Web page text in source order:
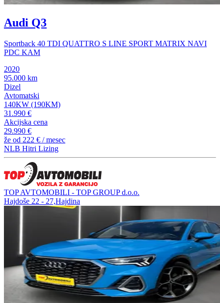
Audi Q3
Sportback 40 TDI QUATTRO S LINE SPORT MATRIX NAVI
PDC KAM
2020
95.000 km
Dizel
Avtomatski
140KW (190KM)
31.990 €
Akcijska cena
29.990 €
že od 222 € / mesec
NLB Hitri Lizing
TOP AVTOMOBILI - TOP GROUP d.o.o.
Hajdoše 22 - 27,Hajdina